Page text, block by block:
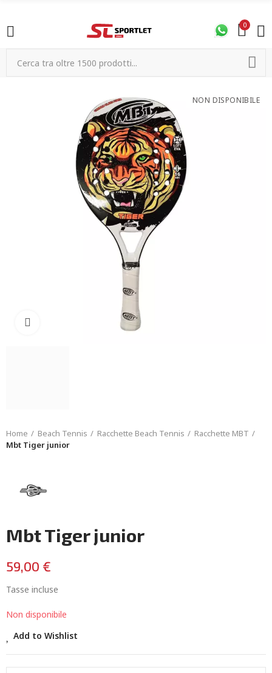
0
NON DISPONIBILE
Home Beach Tennis Racchette Beach Tennis
Racchette MBT
Mbt Tiger junior
Mbt Tiger junior
59,00 €
Tasse incluse
Non disponibile
Add to Wishlist